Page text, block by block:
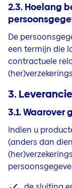
2.3. Hoelang
De
een termijn die
contractuele
3.
3.1. Waarover
Indien u
(anders dan